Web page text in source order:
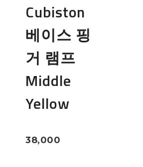
Cubiston
베이스 핑
거 램프
Middle
Yellow
38,000